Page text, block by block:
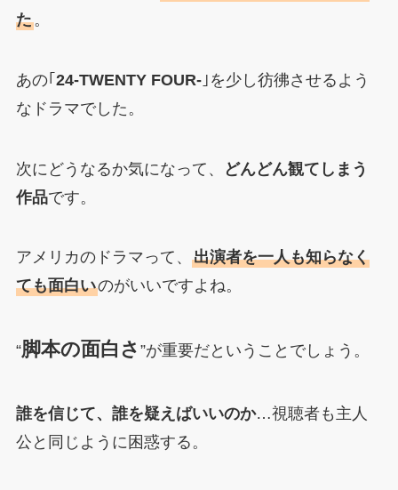
た。
あの｢ 24-TWENTY FOUR-｣を少し彷彿させるよう
なドラマでした。
次にどうなるか気になって、
どんどん観てしまう
作品です。
アメリカのドラマって、 出演者を一人も知らなく
ても面白いのがいいですよね。
“脚本の面白さ ”が重要だということでしょう。
誰を信じて、誰を疑えばいいのか…視聴者も主人
公と同じように困惑する。